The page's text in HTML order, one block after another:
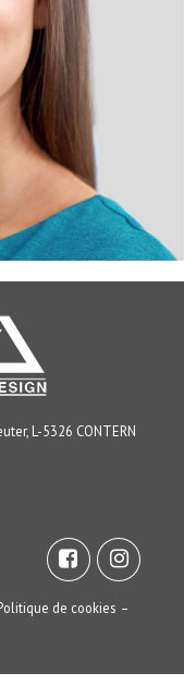
L-5326 CONTERN
de cookies –